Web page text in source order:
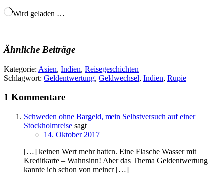
Wird geladen …
Ähnliche Beiträge
Kategorie: Asien, Indien, Reisegeschichten
Schlagwort: Geldentwertung, Geldwechsel, Indien, Rupie
1 Kommentare
Schweden ohne Bargeld, mein Selbstversuch auf einer
Stockholmreise sagt
14. Oktober 2017
[…] keinen Wert mehr hatten. Eine Flasche Wasser mit
Kreditkarte – Wahnsinn! Aber das Thema Geldentwertung
kannte ich schon von meiner […]